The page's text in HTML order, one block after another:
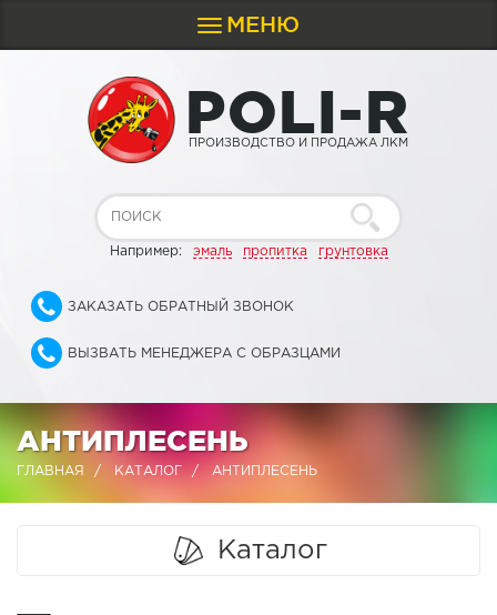
Toggle
navigation
МЕНЮ
POLI-R
ПРОИЗВОДСТВО И ПРОДАЖА ЛКМ
Например: эмаль пропитка грунтовка
ЗАКАЗАТЬ ОБРАТНЫЙ ЗВОНОК
ВЫЗВАТЬ МЕНЕДЖЕРА С ОБРАЗЦАМИ
АНТИПЛЕСЕНЬ
ГЛАВНАЯ КАТАЛОГ АНТИПЛЕСЕНЬ
Каталог